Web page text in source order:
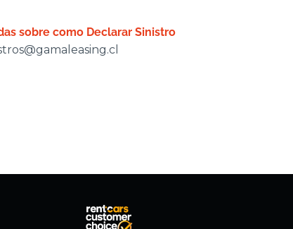
sobre como Declarar Sinistro